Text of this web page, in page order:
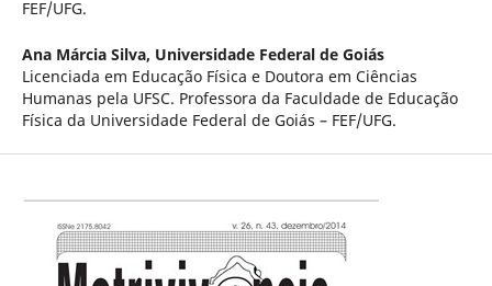
FEF/UFG.
Ana Márcia Silva, Universidade Federal de Goiás
Licenciada em Educação Física e Doutora em Ciências
Humanas pela UFSC. Professora da Faculdade de Educação
Física da Universidade Federal de Goiás – FEF/UFG.